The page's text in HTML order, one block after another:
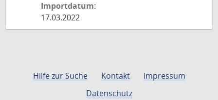
Importdatum:
17.03.2022
Hilfe zur Suche Kontakt
Impressum
Datenschutz